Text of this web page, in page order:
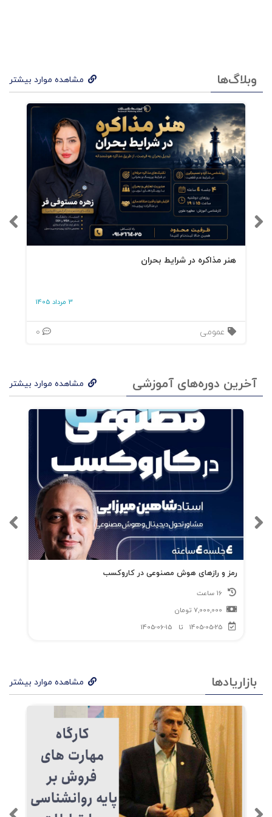
کتاب روشن است:
عبور ازبازاریابی آگهی‌محوربه
بازاریابی
داستان‌محور
استفاده از ساختار روایت برای خلق ارزش
اقتصادی بلندمدت
ارائه‌ی ده‌ها مطالعهٔ موردی از برندهای بزرگ
(Samsung، Marriott، Nike، IBM، Philips،
Microsoft) که تبلیغات خود را به روایت
۳. ساختار و محتوای کلیدی
مستقیم.
چرخهٔ تصمیم‌گیری قصه‌محور: اتصال برند
به ناخودآگاه مشتری از طریق سفر قهرمان،
تعارض و تحول.
Case Studies
: نمونه‌های B۲B و B۲C که
با روایت توانسته‌اند عملکردی فراتر از تبلیغات
سنتی رقم بزنند.
زبان مادری ناخودآگاه: عبور از دفاع منطقی
مغز و ورود مستقیم به مرکز تصمیم‌گیری
۴. مترجم و رویکرد بومی‌سازی
ترجمه را طوری انجام داده که هم حافظ لحن مک‌کی
باشد و هم به ذهن و زبان مدیران ایرانی نزدیک شود.
پیشگفتار او پلی میان نظریهٔ جهانی مک‌کی و
واقعیت بازار ایران است، رویکردی که آثار قبلی
انتشارات بازاریابی نیز دنبال کرده‌اند.
وبلاگ‌ها مشاهده موارد بیشتر
هنر مذاکره در شرایط بحران
3 مرداد 1405
عمومی
آخرین دوره‌های آموزشی مشاهده موارد بیشتر
رمز و رازهای هوش مصنوعی در کاروکسب
7,000,000 تومان
1405-05-25
تا 1405-06-15
بازاریادها مشاهده موارد بیشتر